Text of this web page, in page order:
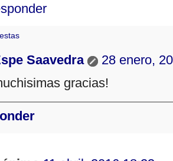
Saavedra
28 enero,
gracias!